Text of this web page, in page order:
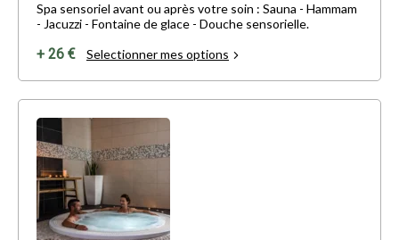
Spa sensoriel avant ou après votre soin : Sauna - Hammam
- Jacuzzi - Fontaine de glace - Douche sensorielle.
+ 26 € Selectionner mes options